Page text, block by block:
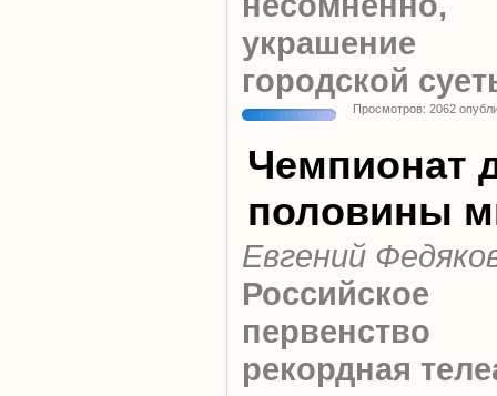
украшение
городской
Просмотров: 2062
Чемпионат
половины
Евгений
рекордная